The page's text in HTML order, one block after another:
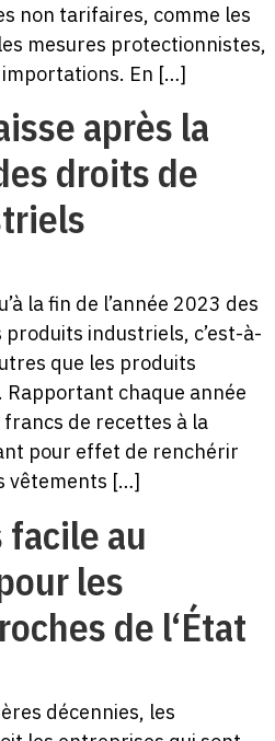
non tarifaires, comme les
mesures protectionnistes,
En […]
après la
droits de
la fin de l’année 2023 des
industriels, c’est-à-
que les produits
Rapportant chaque année
de recettes à la
pour effet de renchérir
vêtements […]
facile au
les
de l‘État
décennies, les